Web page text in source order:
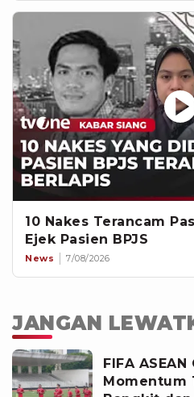
10 Nakes Terancam
Ejek Pasien BPJS
News 7/08/2026
JANGAN
FIFA
Momentum